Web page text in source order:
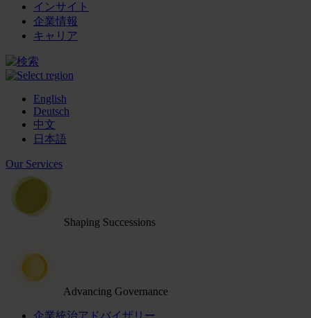
インサイト
企業情報
キャリア
English
Deutsch
中文
日本語
Our Services
Shaping Successions
Advancing Governance
企業統治アドバイザリー